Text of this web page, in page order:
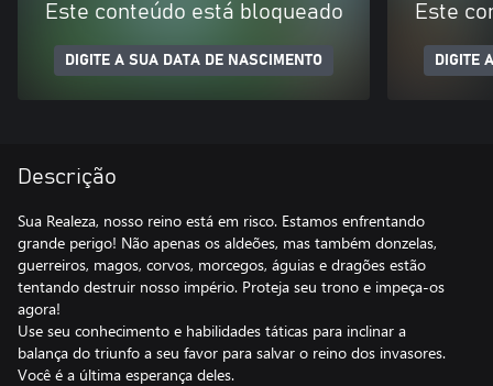
Este conteúdo está bloqueado
DIGITE A SUA DATA DE NASCIMENTO
Este
DIGITE
Descrição
Sua Realeza, nosso reino está em risco. Estamos enfrentando
grande perigo! Não apenas os aldeões, mas também donzelas,
guerreiros, magos, corvos, morcegos, águias e dragões estão
tentando destruir nosso império. Proteja seu trono e impeça-os
agora!
Use seu conhecimento e habilidades táticas para inclinar a
balança do triunfo a seu favor para salvar o reino dos invasores.
Você é a última esperança deles.